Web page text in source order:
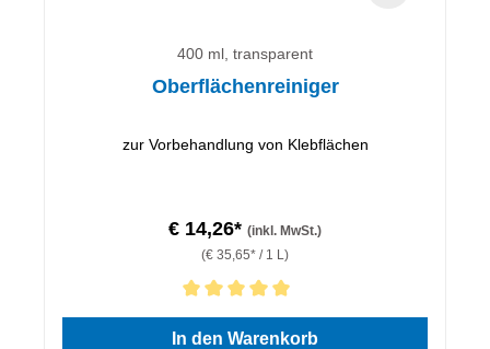
400 ml, transparent
Oberflächenreiniger
zur Vorbehandlung von Klebflächen
€ 14,26* (inkl. MwSt.)
(€ 35,65* / 1 L)
Durchschnittliche Bewertung von 5 von 5 Sternen
In den Warenkorb